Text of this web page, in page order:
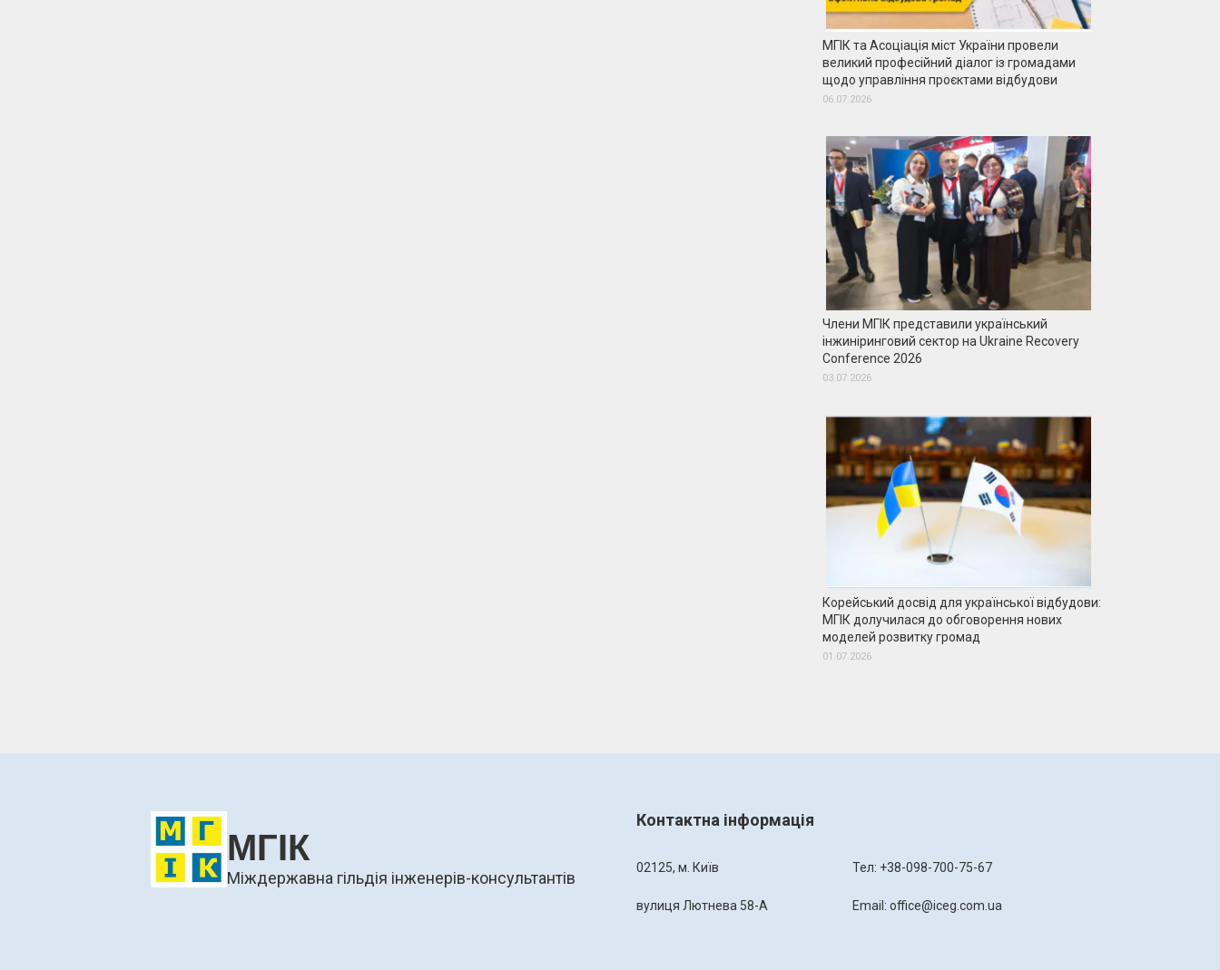
МГІК та Асоціація міст України провели
великий професійний діалог із громадами
щодо управління проєктами відбудови
06.07.2026
Члени МГІК представили український
інжиніринговий сектор на Ukraine Recovery
Conference 2026
03.07.2026
Корейський досвід для української відбудови:
МГІК долучилася до обговорення нових
моделей розвитку громад
01.07.2026
МГІК
Міждержавна гільдія інженерів-консультантів
Контактна інформація
02125, м. Київ
вулиця Лютнева 58-А
Тел: +38-098-700-75-67
Email: office@iceg.com.ua